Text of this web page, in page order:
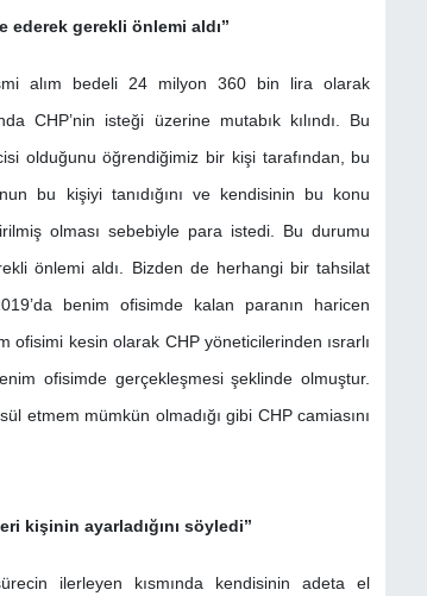
gerekli önlemi aldı’’
alım bedeli 24 milyon 360 bin lira olarak
CHP’nin isteği üzerine mutabık kılındı. Bu
olduğunu öğrendiğimiz bir kişi tarafından, bu
bu kişiyi tanıdığını ve kendisinin bu konu
olması sebebiyle para istedi. Bu durumu
önlemi aldı. Bizden de herhangi bir tahsilat
benim ofisimde kalan paranın haricen
ofisimi kesin olarak CHP yöneticilerinden ısrarlı
ofisimde gerçekleşmesi şeklinde olmuştur.
etmem mümkün olmadığı gibi CHP camiasını
kişinin ayarladığını söyledi’’
ilerleyen kısmında kendisinin adeta el